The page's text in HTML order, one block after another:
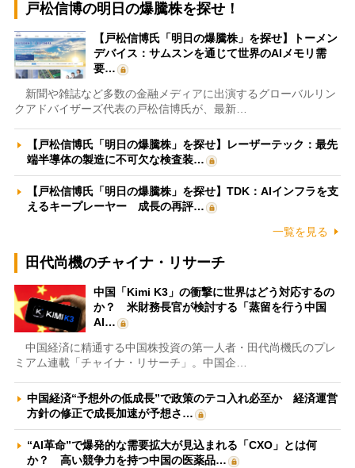
戸松信博の明日の爆騰株を探せ！
【戸松信博氏「明日の爆騰株」を探せ】トーメン
デバイス：サムスンを通じて世界のAIメモリ需
要…
新聞や雑誌など多数の金融メディアに出演するグローバルリン
クアドバイザーズ代表の戸松信博氏が、最新…
【戸松信博氏「明日の爆騰株」を探せ】レーザーテック：最先
端半導体の製造に不可欠な検査装…
【戸松信博氏「明日の爆騰株」を探せ】TDK：AIインフラを支
えるキープレーヤー 成長の再評…
一覧を見る
田代尚機のチャイナ・リサーチ
中国「Kimi K3」の衝撃に世界はどう対応するの
か？ 米財務長官が検討する「蒸留を行う中国
AI…
中国経済に精通する中国株投資の第一人者・田代尚機氏のプレ
ミアム連載「チャイナ・リサーチ」。中国企…
中国経済“予想外の低成長”で政策のテコ入れ必至か 経済運営
方針の修正で成長加速が予想さ…
“AI革命”で爆発的な需要拡大が見込まれる「CXO」とは何
か？ 高い競争力を持つ中国の医薬品…